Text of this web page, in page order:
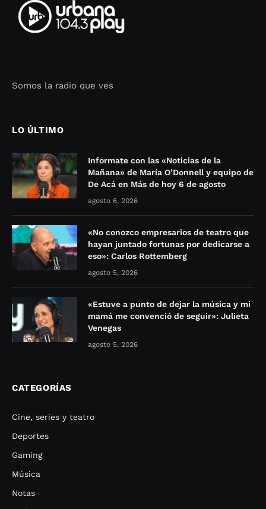
Somos la radio que ves
LO ÚLTIMO
Informate con las «Noticias de la
Mañana» de María O’Donnell y equipo de
De Acá en Más de hoy 6 de agosto
agosto 6, 2026
«No conozco empresarios de teatro que
hayan juntado fortunas por dedicarse a
eso»: Carlos Rottemberg
agosto 5, 2026
«Estuve a punto de dejar la música y mi
mamá me convenció de seguir»: Julieta
Venegas
agosto 5, 2026
CATEGORÍAS
Cine, series y teatro
Deportes
Gaming
Música
Notas